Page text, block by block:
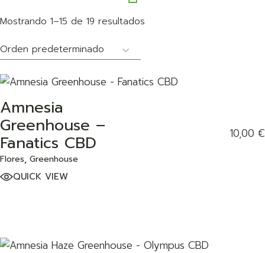
Mostrando 1–15 de 19 resultados
Amnesia
Greenhouse –
Fanatics CBD
Flores Greenhouse
10,00 €
QUICK VIEW